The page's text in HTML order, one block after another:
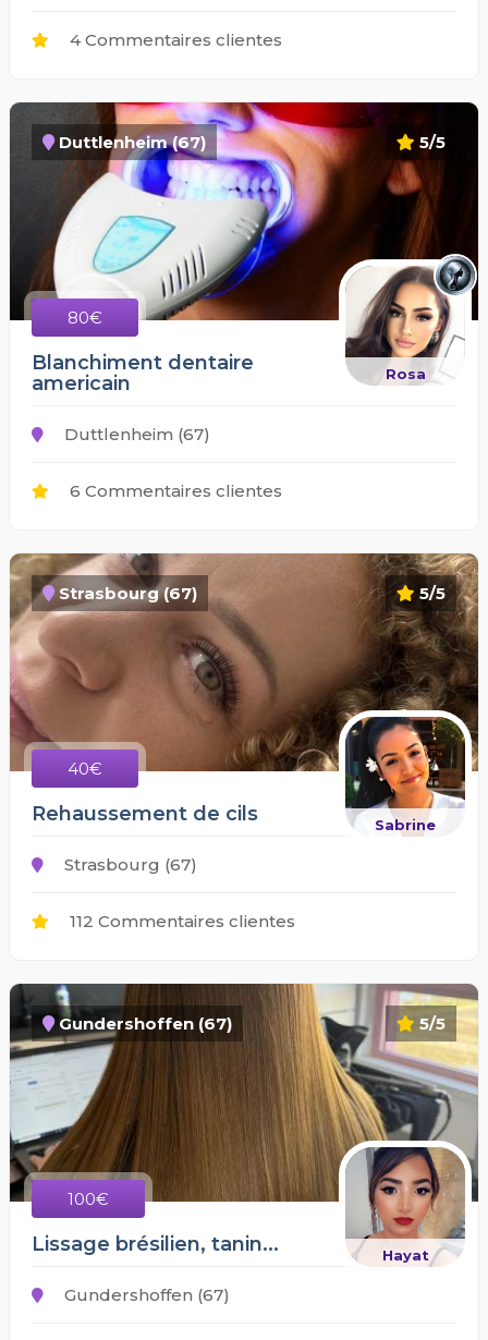
4 Commentaires clientes
5/5
Duttlenheim (67)
80€
Rosa
Blanchiment dentaire
americain
Duttlenheim (67)
6 Commentaires clientes
5/5
Strasbourg (67)
40€
Sabrine
Rehaussement de cils
Strasbourg (67)
112 Commentaires clientes
5/5
Gundershoffen (67)
100€
Hayat
Lissage brésilien, tanin...
Gundershoffen (67)